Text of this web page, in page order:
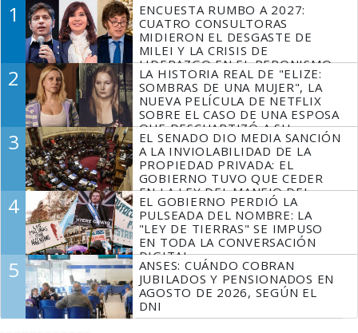
1
ENCUESTA RUMBO A 2027:
CUATRO CONSULTORAS
MIDIERON EL DESGASTE DE
MILEI Y LA CRISIS DE
LIDERAZGO EN EL PERONISMO
2
LA HISTORIA REAL DE "ELIZE:
SOMBRAS DE UNA MUJER", LA
NUEVA PELÍCULA DE NETFLIX
SOBRE EL CASO DE UNA ESPOSA
QUE DESCUARTIZÓ A SU
MARIDO
3
EL SENADO DIO MEDIA SANCIÓN
A LA INVIOLABILIDAD DE LA
PROPIEDAD PRIVADA: EL
GOBIERNO TUVO QUE CEDER
EN LA LEY DEL MANEJO DEL
FUEGO
4
EL GOBIERNO PERDIÓ LA
PULSEADA DEL NOMBRE: LA
"LEY DE TIERRAS" SE IMPUSO
EN TODA LA CONVERSACIÓN
DIGITAL
5
ANSES: CUÁNDO COBRAN
JUBILADOS Y PENSIONADOS EN
AGOSTO DE 2026, SEGÚN EL
DNI